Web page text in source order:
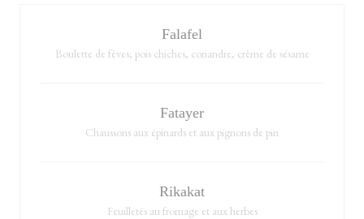
Falafel
Boulette de fèves; pois chiches, coriandre, crème de sésame
Fatayer
Chaussons aux épinards et aux pignons de pin
Rikakat
Feuilletés au fromage et aux herbes